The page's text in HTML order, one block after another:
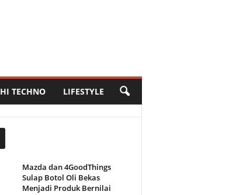
HI TECHNO LIFESTYLE
Mazda dan 4GoodThings
Sulap Botol Oli Bekas
Menjadi Produk Bernilai